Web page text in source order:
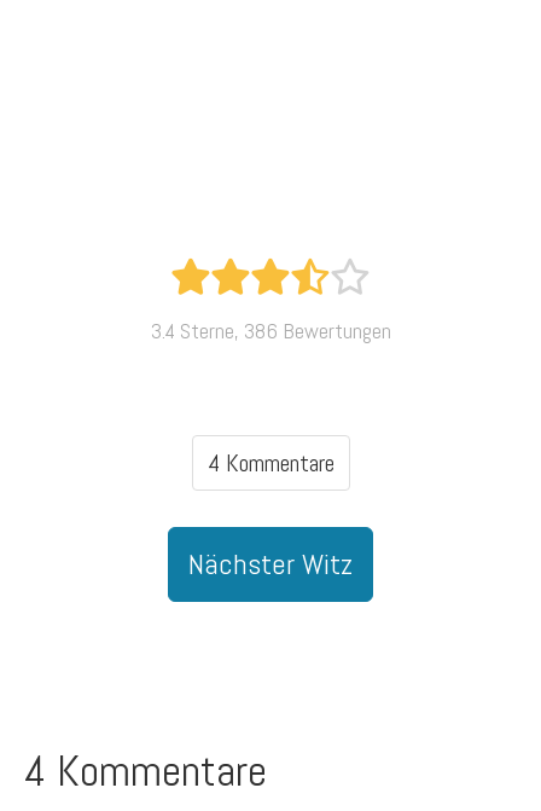
3.4 Sterne, 386 Bewertungen
4 Kommentare
Nächster Witz
4 Kommentare